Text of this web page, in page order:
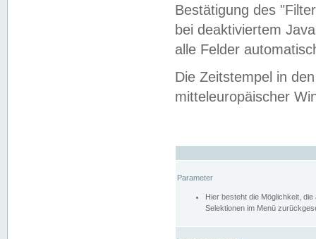
Bestätigung des
bei deaktiviertem
alle Felder
Die Zeitstempel in
mitteleuropäischer
Parameter
Hier besteht die Möglichkeit,
Selektionen im Menü